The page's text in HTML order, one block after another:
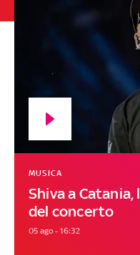
Shiva a
del concerto
MUSICA
05 ago - 16:32